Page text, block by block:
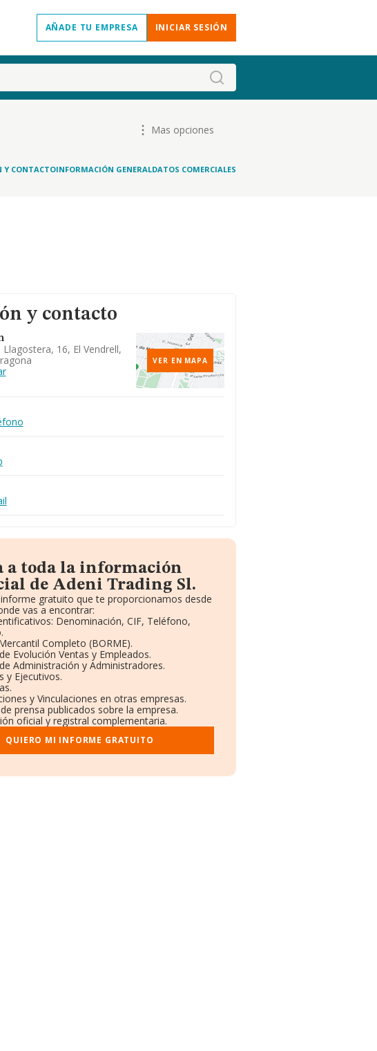
AÑADE TU EMPRESA INICIAR SESIÓN
Mas opciones
Y CONTACTOINFORMACIÓN GENERALDATOS COMERCIALES
y contacto
Llagostera, 16, El Vendrell,
VER EN MAPA
a toda la información
de Adeni Trading Sl.
gratuito que te proporcionamos desde
vas a encontrar:
Denominación, CIF, Teléfono,
Completo (BORME).
Evolución Ventas y Empleados.
Administración y Administradores.
y Ejecutivos.
y Vinculaciones en otras empresas.
prensa publicados sobre la empresa.
oficial y registral complementaria.
QUIERO MI INFORME GRATUITO